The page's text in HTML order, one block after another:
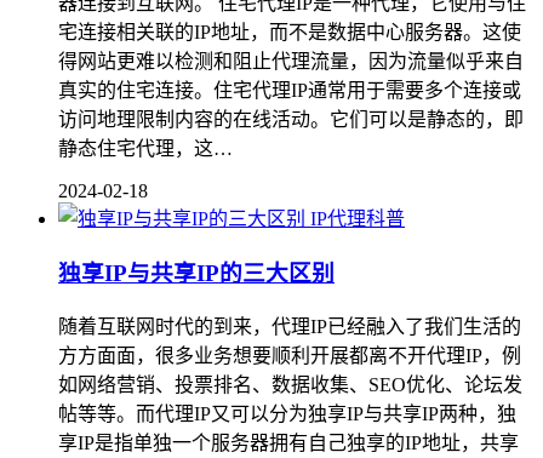
宅连接相关联的IP地址，而不是数据中心服务器。这使
得网站更难以检测和阻止代理流量，因为流量似乎来自
真实的住宅连接。住宅代理IP通常用于需要多个连接或
访问地理限制内容的在线活动。它们可以是静态的，即
静态住宅代理，这…
2024-02-18
IP代理科普
独享IP与共享IP的三大区别
随着互联网时代的到来，代理IP已经融入了我们生活的
方方面面，很多业务想要顺利开展都离不开代理IP，例
如网络营销、投票排名、数据收集、SEO优化、论坛发
帖等等。而代理IP又可以分为独享IP与共享IP两种，独
享IP是指单独一个服务器拥有自己独享的IP地址，共享